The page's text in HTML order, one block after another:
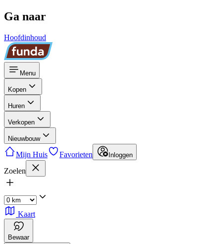
Ga naar
Hoofdinhoud
Menu
Kopen
Huren
Verkopen
Nieuwbouw
Mijn Huis Favorieten Inloggen
Zoelen
Kaart
Bewaar